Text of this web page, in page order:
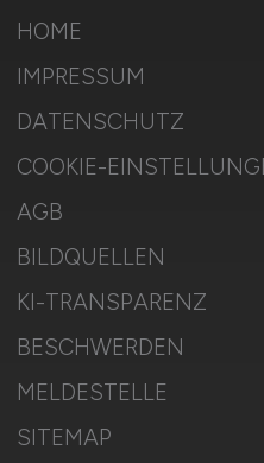
HOME
IMPRESSUM
DATENSCHUTZ
COOKIE-
AGB
BILDQUELLEN
KI-TRANSPARENZ
BESCHWERDEN
MELDESTELLE
SITEMAP